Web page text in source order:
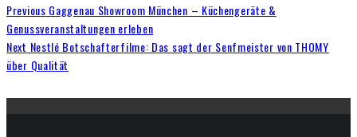
Previous Gaggenau Showroom München – Küchengeräte &
Genussveranstaltungen erleben
Next Nestlé Botschafterfilme: Das sagt der Senfmeister von THOMY
über Qualität